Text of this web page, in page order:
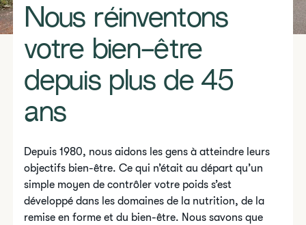
Nous réinventons
votre bien-être
depuis plus de 45
ans
Depuis 1980, nous aidons les gens à atteindre leurs
objectifs bien-être. Ce qui n’était au départ qu’un
simple moyen de contrôler votre poids s’est
développé dans les domaines de la nutrition, de la
remise en forme et du bien-être. Nous savons que